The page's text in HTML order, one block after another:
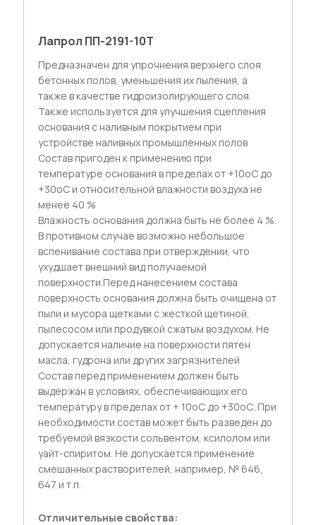
Лапрол ПП-2191-10Т
Предназначен для упрочнения верхнего слоя
бетонных полов, уменьшения их пыления, а
также в качестве гидроизолирующего слоя.
Также используется для улучшения сцепления
основания с наливным покрытием при
устройстве наливных промышленных полов
Состав пригоден к применению при
температуре основания в пределах от +10оС до
+30оС и относительной влажности воздуха не
менее 40 %
Влажность основания должна быть не более 4 %.
В противном случае возможно небольшое
вспенивание состава при отверждении, что
ухудшает внешний вид получаемой
поверхности.Перед нанесением состава
поверхность основания должна быть очищена от
пыли и мусора щетками с жесткой щетиной,
пылесосом или продувкой сжатым воздухом. Не
допускается наличие на поверхности пятен
масла, гудрона или других загрязнителей
Состав перед применением должен быть
выдержан в условиях, обеспечивающих его
температуру в пределах от + 10оС до +30оС. При
необходимости состав может быть разведен до
требуемой вязкости сольвентом, ксилолом или
уайт-спиритом. Не допускается применение
смешанных растворителей, например, № 646,
647 и т.п.
Отличительные свойства: